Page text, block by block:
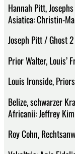
Hannah Pitt,
Asiatica: Christin-
Joseph Pitt / Ghost
Prior Walter, Louis’
Louis Ironside,
Belize, schwarzer
Africanii: Jeffrey Kim
Roy Cohn,